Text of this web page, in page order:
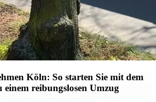
Köln: So starten Sie mit dem
einem reibungslosen Umzug